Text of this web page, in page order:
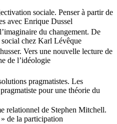
sociale. Penser à partir de
avec Enrique Dussel
du changement. De
chez Karl Lévêque
Vers une nouvelle lecture de
de l’idéologie
pragmatistes. Les
pour une théorie du
relationnel de Stephen Mitchell.
de la participation